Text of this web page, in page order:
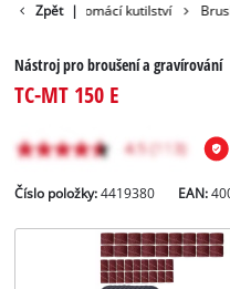
Zpět |Domácí kutilství
Nástroj pro broušení a gravírování
TC-MT 150 E
Číslo položky: 4419380 EAN: